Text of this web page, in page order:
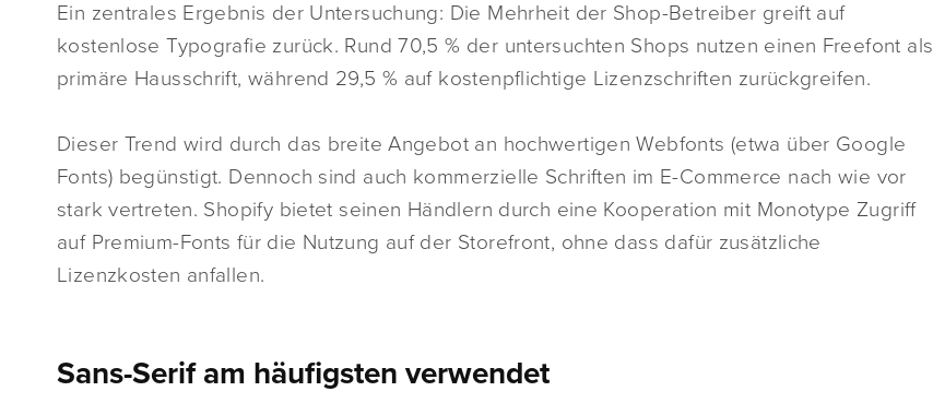
Ein zentrales Ergebnis der Untersuchung: Die Mehrheit der Shop-Betreiber greift auf
kostenlose Typografie zurück. Rund 70,5 % der untersuchten Shops nutzen einen Freefont als
primäre Hausschrift, während 29,5 % auf kostenpflichtige Lizenzschriften zurückgreifen.
Dieser Trend wird durch das breite Angebot an hochwertigen Webfonts (etwa über Google
Fonts) begünstigt. Dennoch sind auch kommerzielle Schriften im E-Commerce nach wie vor
stark vertreten. Shopify bietet seinen Händlern durch eine Kooperation mit Monotype Zugriff
auf Premium-Fonts für die Nutzung auf der Storefront, ohne dass dafür zusätzliche
Lizenzkosten anfallen.
Sans-Serif am häufigsten verwendet